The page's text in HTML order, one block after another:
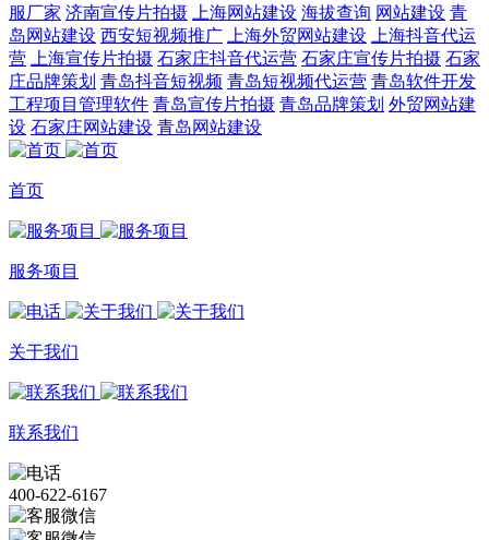
服厂家 济南宣传片拍摄 上海网站建设 海拔查询 网站建设 青
岛网站建设 西安短视频推广 上海外贸网站建设
上海抖音代运
营
上海宣传片拍摄 石家庄抖音代运营 石家庄宣传片拍摄 石家
庄品牌策划 青岛抖音短视频 青岛短视频代运营 青岛软件开发
工程项目管理软件 青岛宣传片拍摄 青岛品牌策划 外贸网站建
设 石家庄网站建设 青岛网站建设
首页
服务项目
关于我们
联系我们
400-622-6167